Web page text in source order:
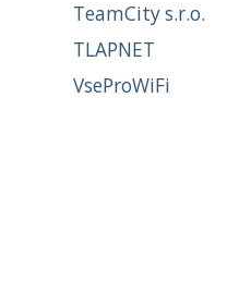
TeamCity s.r.o.
TLAPNET
VseProWiFi